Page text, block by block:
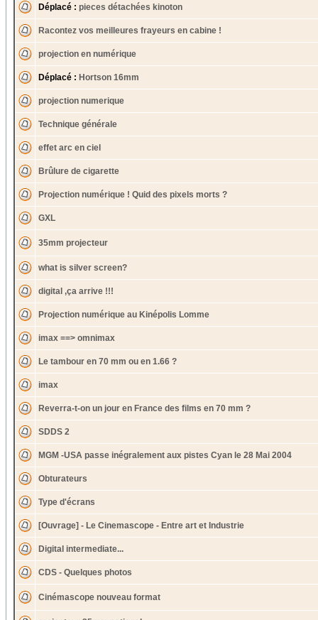
Déplacé : pieces détachées kinoton
Racontez vos meilleures frayeurs en cabine !
projection en numérique
Déplacé : Hortson 16mm
projection numerique
Technique générale
effet arc en ciel
Brûlure de cigarette
Projection numérique ! Quid des pixels morts ?
GXL
35mm projecteur
what is silver screen?
digital ,ça arrive !!!
Projection numérique au Kinépolis Lomme
imax ==> omnimax
Le tambour en 70 mm ou en 1.66 ?
imax
Reverra-t-on un jour en France des films en 70 mm ?
SDDS 2
MGM -USA passe inégralement aux pistes Cyan le 28 Mai 2004
Obturateurs
Type d'écrans
[Ouvrage] - Le Cinemascope - Entre art et Industrie
Digital intermediate...
CDS - Quelques photos
Cinémascope nouveau format